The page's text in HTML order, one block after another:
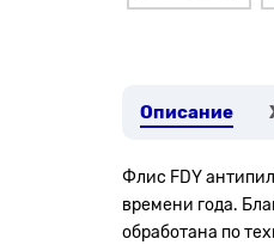
Описание
Флис FDY
времени года.
обработана по